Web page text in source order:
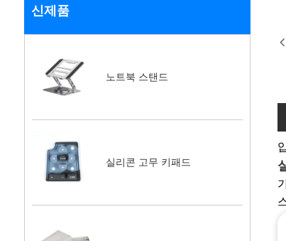
신제품
노트북 스탠드
실리콘 고무 키패드